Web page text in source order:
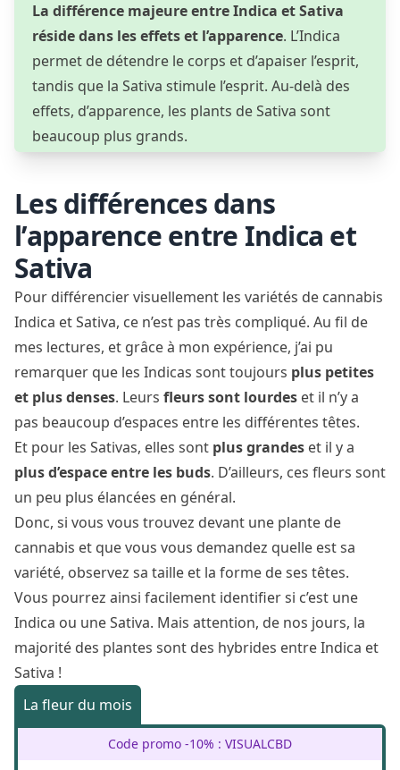
La différence majeure entre Indica et Sativa
réside dans les effets et l’apparence. L’Indica
permet de détendre le corps et d’apaiser l’esprit,
tandis que la Sativa stimule l’esprit. Au-delà des
effets, d’apparence, les plants de Sativa sont
beaucoup plus grands.
Les différences dans
l’apparence entre Indica et
Sativa
Pour différencier visuellement les variétés de cannabis
Indica et Sativa, ce n’est pas très compliqué. Au fil de
mes lectures, et grâce à mon expérience, j’ai pu
remarquer que les Indicas sont toujours plus petites
et plus denses. Leurs fleurs sont lourdes et il n’y a
pas beaucoup d’espaces entre les différentes têtes.
Et pour les Sativas, elles sont plus grandes et il y a
plus d’espace entre les buds. D’ailleurs, ces fleurs sont
un peu plus élancées en général.
Donc, si vous vous trouvez devant une plante de
cannabis et que vous vous demandez quelle est sa
variété, observez sa taille et la forme de ses têtes.
Vous pourrez ainsi facilement identifier si c’est une
Indica ou une Sativa. Mais attention, de nos jours, la
majorité des plantes sont des hybrides entre Indica et
Sativa !
La fleur du mois
Code promo -10% : VISUALCBD